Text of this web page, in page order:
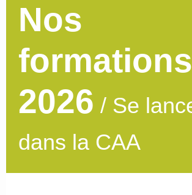
Nos
formations
2026 / Se
dans la CAA